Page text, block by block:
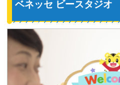
ベネッセ ビースタジオ